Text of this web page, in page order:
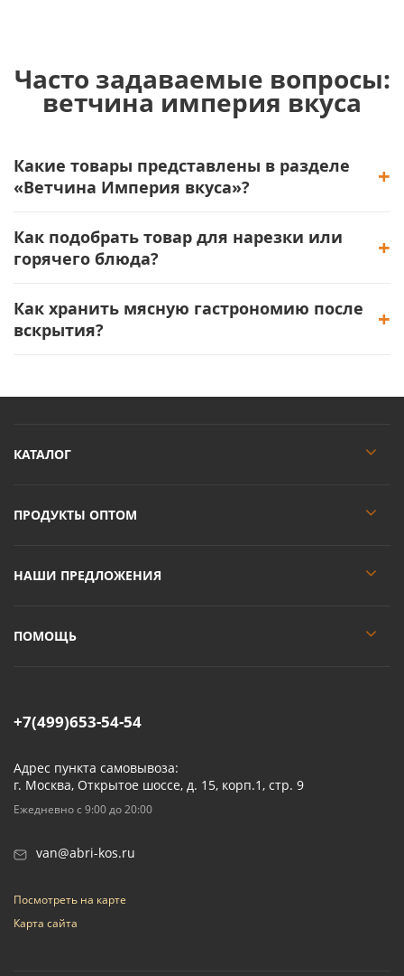
Часто задаваемые вопросы:
ветчина империя вкуса
Какие товары представлены в разделе
«Ветчина Империя вкуса»?
Как подобрать товар для нарезки или
горячего блюда?
Как хранить мясную гастрономию после
вскрытия?
КАТАЛОГ
ПРОДУКТЫ ОПТОМ
НАШИ ПРЕДЛОЖЕНИЯ
ПОМОЩЬ
+7(499)653-54-54
Адрес пункта самовывоза:
г. Москва, Открытое шоссе, д. 15, корп.1, стр. 9
Ежедневно с 9:00 до 20:00
van@abri-kos.ru
Посмотреть на карте
Карта сайта